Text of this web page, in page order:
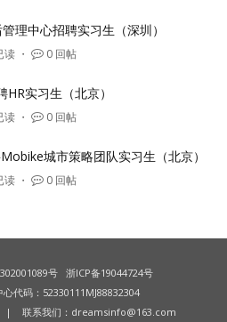
理中心招聘实习生（深圳）
・ 0 回帖
实习生（北京）
・ 0 回帖
城市策略团队实习生（北京）
・ 0 回帖
号 浙ICP备19044724号
代码：52330111MJ88832304
| 联系我们： dreamsinfo@163.com